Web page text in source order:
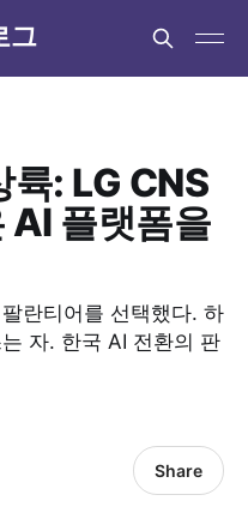
그
륙: LG CNS
AI 플랫폼을
란티어를 선택했다. 하
자. 한국 AI 전환의 판
Share